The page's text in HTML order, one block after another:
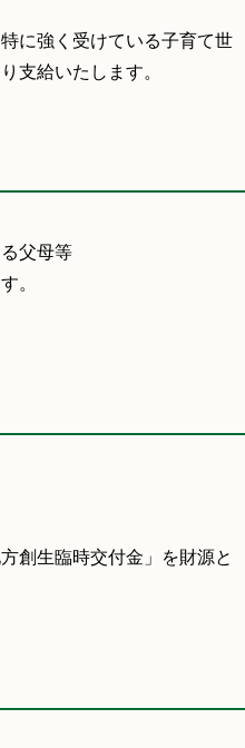
に強く受けている子育て世
支給いたします。
父母等
。
創生臨時交付金」を財源と